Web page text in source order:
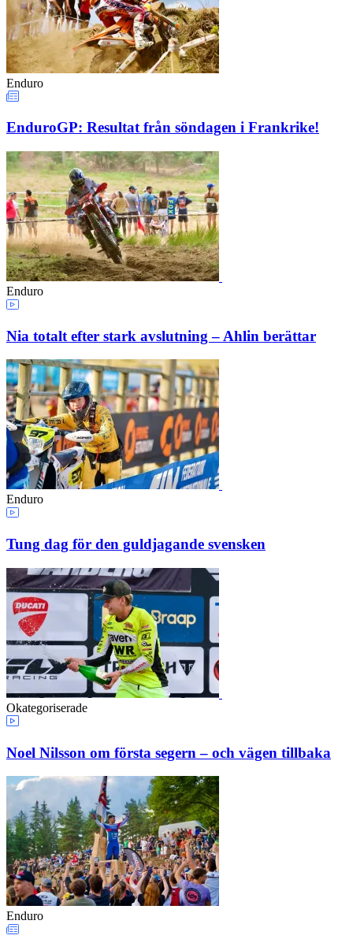
Enduro
EnduroGP: Resultat från söndagen i Frankrike!
Enduro
Nia totalt efter stark avslutning – Ahlin berättar
Enduro
Tung dag för den guldjagande svensken
Okategoriserade
Noel Nilsson om första segern – och vägen tillbaka
Enduro